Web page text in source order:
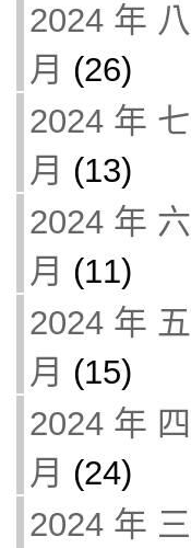
2024 年 八
月 (26)
2024 年 七
月 (13)
2024 年 六
月 (11)
2024 年 五
月 (15)
2024 年 四
月 (24)
2024 年 三